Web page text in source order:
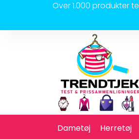
Over 1.000 produkter
Dametøj Herretøj